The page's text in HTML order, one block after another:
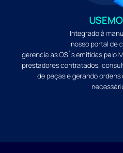
Integrado à
nosso portal de
gerencia as OS´s emitidas pelo
prestadores contratados,
de peças e gerando